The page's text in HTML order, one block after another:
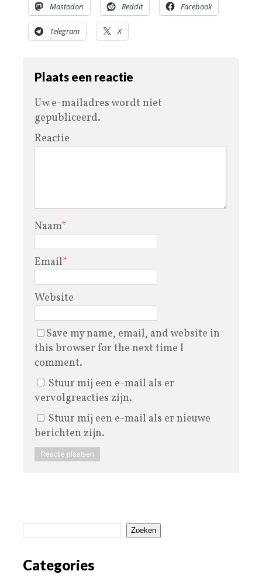
Mastodon Reddit Facebook
Telegram X
Plaats een reactie
Uw e-mailadres wordt niet
gepubliceerd.
Reactie
Naam*
Email*
Website
Save my name, email, and website in
this browser for the next time I
comment.
Stuur mij een e-mail als er
vervolgreacties zijn.
Stuur mij een e-mail als er nieuwe
berichten zijn.
Zoeken
Categories